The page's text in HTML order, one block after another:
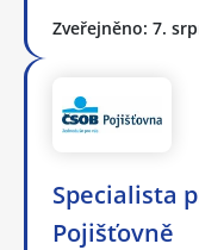
Zveřejněno: 7.
Specialista
Pojišťovně